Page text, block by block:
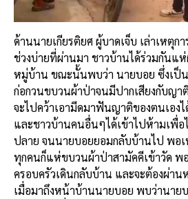
ด้านนายเกียรติยศ ผู้บาดเจ็บ เล่าเหตุก
ช่วงบ่ายที่ผ่านมา ชาวบ้านได้ร่วมกันแ
หมู่บ้าน ขณะนั้นพบว่า นายบอย ซึ่งเป็
ก่อกวนขบวนผ้าป่าจนมีปากเสียงกับญา
จะไปคว้าเอามีดมาฟันญาติของตนเองไ
และชาวบ้านคนอื่นๆได้เข้าไปห้ามเพื่
ปลาย จนนายบอยยอมกลับบ้านไป พอเ
ทุกคนก็แห่ขบวนผ้าป่าสามัคคีเข้าวัด พ
ครอบครัวเดินกลับบ้าน และจะต้องผ่า
เมื่อมาถึงหน้าบ้านนายบอย พบว่านาย